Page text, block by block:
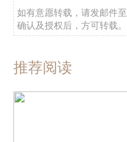
如有意愿转载，请发邮件至
确认及授权后，方可转载。
推荐阅读